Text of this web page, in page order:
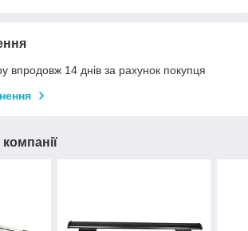
впродовж 14 днів за рахунок покупця